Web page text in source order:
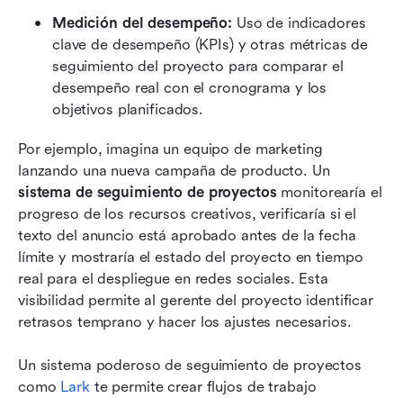
Medición del desempeño: Uso de indicadores
clave de desempeño (KPIs) y otras métricas de
seguimiento del proyecto para comparar el
desempeño real con el cronograma y los
objetivos planificados.
Por ejemplo, imagina un equipo de marketing
sistema de seguimiento de proyectos monitorearía el
progreso de los recursos creativos, verificaría si el
texto del anuncio está aprobado antes de la fecha
límite y mostraría el estado del proyecto en tiempo
real para el despliegue en redes sociales. Esta
visibilidad permite al gerente del proyecto identificar
retrasos temprano y hacer los ajustes necesarios.
Un sistema poderoso de seguimiento de proyectos
como Lark te permite crear flujos de trabajo